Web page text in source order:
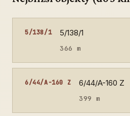
5/138/1 5/138/1
366 m
6/44/A-160 Z 6/44/A-160 Z
399 m